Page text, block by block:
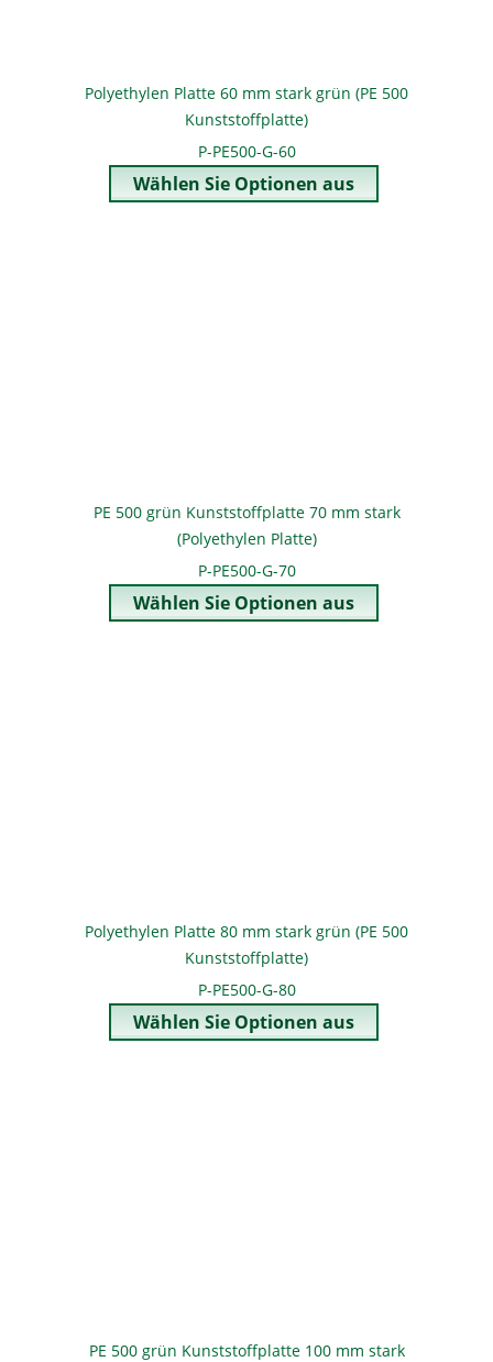
Polyethylen Platte 60 mm stark grün (PE 500
Kunststoffplatte)
P-PE500-G-60
PE 500 grün Kunststoffplatte 70 mm stark
(Polyethylen Platte)
P-PE500-G-70
Polyethylen Platte 80 mm stark grün (PE 500
Kunststoffplatte)
P-PE500-G-80
PE 500 grün Kunststoffplatte 100 mm stark